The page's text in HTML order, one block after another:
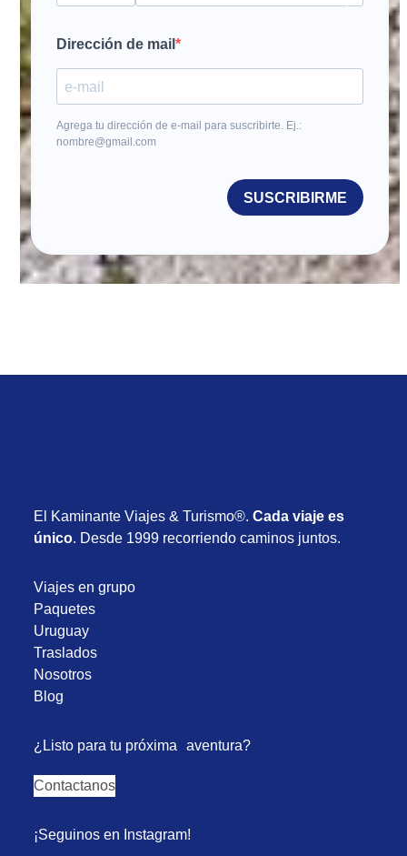
?
Dirección de mail
Agrega tu dirección de e-mail para suscribirte. Ej.:
nombre@gmail.com
SUSCRIBIRME
El Kaminante Viajes & Turismo®.Cada viaje es
único. Desde 1999 recorriendo caminos juntos.
Viajes en grupo
Paquetes
Uruguay
Traslados
Nosotros
Blog
¿Listo para tu próxima aventura?
Contactanos
¡Seguinos en Instagram!